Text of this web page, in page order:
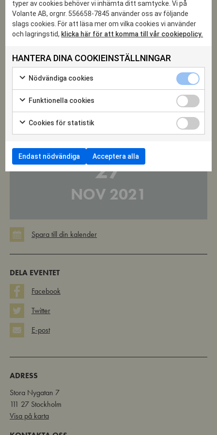
Stockholm och illustrerar både sina egna och andras böcker.
Med en bakgrund inom dataspels- och rollspelsvärlden har han
en stor fascination för myter, vidunder och det övernaturliga, men
med boken Taggtråds-Tim och har sedan dess illustrerat över
hundra böcker.
27
NOV 2021
DELA EVENTET
Facebook
Twitter
E-post
ADRESS
Stora Nygatan 7
111 27 Stockholm
Visa på karta
typer av cookies behöver vi inhämta ditt samtycke. Vi på
Volante AB, orgnr. 556658-7845 använder oss av följande
slags cookies. För att läsa mer om vilka cookies vi använder
och lagringstid, klicka här för att komma till vår cookiepolicy.
HANTERA DINA COOKIEINSTÄLLNINGAR
Nödvändiga cookies
att
samtycka
användning
av
cookies
Nödvändiga
cookies
kryssruta
Funktionella cookies
att
samtycka
användning
av
Funktionella
cookies
Funktionella
cookies
kryssruta
Cookies för statistik
att
samtycka
användning
Cookies
för
statistik
Endast nödvändiga Acceptera alla